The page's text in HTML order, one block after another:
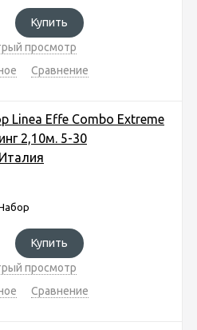
Купить
просмотр
Сравнение
Linea Effe Combo Extreme
2,10м. 5-30
Купить
просмотр
Сравнение